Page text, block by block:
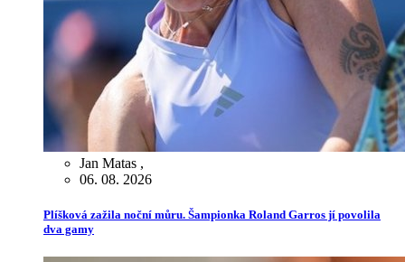
Jan Matas ,
06. 08. 2026
Plíšková zažila noční můru. Šampionka Roland Garros jí povolila
dva gamy